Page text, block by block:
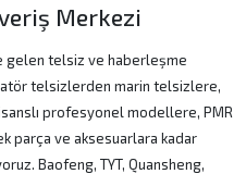
Merkezi
gelen telsiz ve haberleşme
telsizlerden marin telsizlere,
profesyonel modellere, PMR
parça ve aksesuarlara kadar
Baofeng, TYT, Quansheng,